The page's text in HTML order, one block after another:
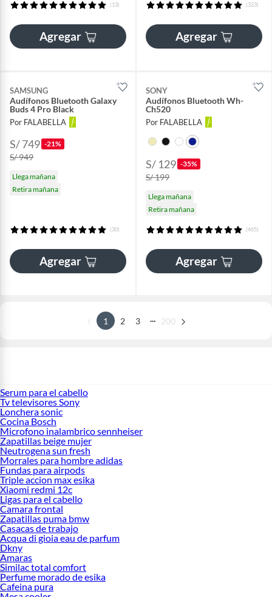
(13)
Agregar
(323)
Agregar
SAMSUNG
Audífonos Bluetooth Galaxy
Buds 4 Pro Black
Por FALABELLA
S/ 749 -21%
S/ 949
Llega mañana
Retira mañana
(30)
Agregar
SONY
Audífonos Bluetooth Wh-
Ch520
Por FALABELLA
S/ 129 -35%
S/ 199
Llega mañana
Retira mañana
(465)
Agregar
1 2 3 200
Serum para el cabello
Tv televisores Sony
Lonchera sonic
Cocina Bosch
Microfono inalambrico sennheiser
Zapatillas beige mujer
Neutrogena sun fresh
Morrales para hombre adidas
Fundas para airpods
Triple accion max esika
Xiaomi redmi 12c
Ligas para el cabello
Camara frontal
Zapatillas puma bmw
Casacas de trabajo
Acqua di gioia eau de parfum
Dkny
Amaras
Similac total comfort
Perfume morado de esika
Cafeina pura